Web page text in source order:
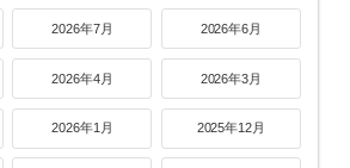
2026年7月 2026年6月
2026年4月 2026年3月
2026年1月 2025年12月